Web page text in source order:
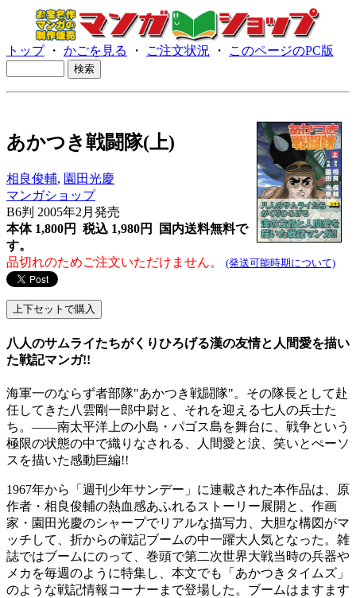
トップ・ かごを見る ・ ご注文状況 ・ このページのPC版
あかつき戦闘隊(上)
相良俊輔, 園田光慶
マンガショップ
B6判 2005年2月発売
本体 1,800円 税込 1,980円
国内送料無料で
す。
品切れのためご注文いただけません。
(発送可能時期について)
八人のサムライたちがくりひろげる漢の友情と人間愛を描い
た戦記マンガ!!
海軍一のならず者部隊"あかつき戦闘隊"。その隊長として赴
任してきた八雲剛一郎中尉と、それを迎える七人の兵士た
ち。――南太平洋上の小島・パゴス島を舞台に、戦争という
極限の状態の中で織りなされる、人間愛と涙、笑いとぺーソ
スを描いた感動巨編!!
1967年から「週刊少年サンデー」に連載された本作品は、原
作者・相良俊輔の熱血感あふれるストーリー展開と、作画
家・園田光慶のシャープでリアルな描写力、大胆な構図がマ
ッチして、折からの戦記ブームの中一躍大人気となった。雑
誌ではブームにのって、巻頭で第二次世界大戦当時の兵器や
メカを毎週のように特集し、本文でも「あかつきタイムズ」
のような戦記情報コーナーまで登場した。ブームはますます